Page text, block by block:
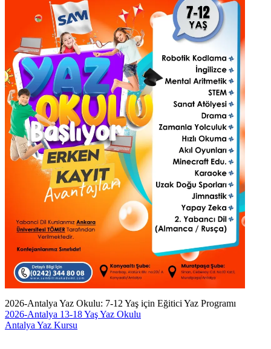
2026-Antalya Yaz Okulu: 7-12 Yaş için Eğitici Yaz Programı
Yazı
2026-Antalya 13-18 Yaş Yaz Okulu
Antalya Yaz Kursu